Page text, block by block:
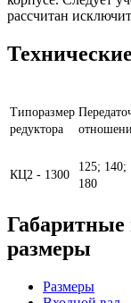
рассчитан
Типоразмер
редуктора
КЦ2 - 1300
125; 140;
180
Габаритные
размеры
Размеры